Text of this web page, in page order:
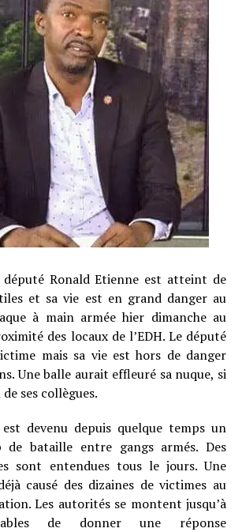
Ronald Etienne est atteint de
et sa vie est en grand danger au
à main armée hier dimanche au
des locaux de l’EDH. Le député
mais sa vie est hors de danger
Une balle aurait effleuré sa nuque, si
ses collègues.
devenu depuis quelque temps un
de bataille entre gangs armés. Des
sont entendues tous le jours. Une
causé des dizaines de victimes au
Les autorités se montent jusqu’à
de donner une réponse